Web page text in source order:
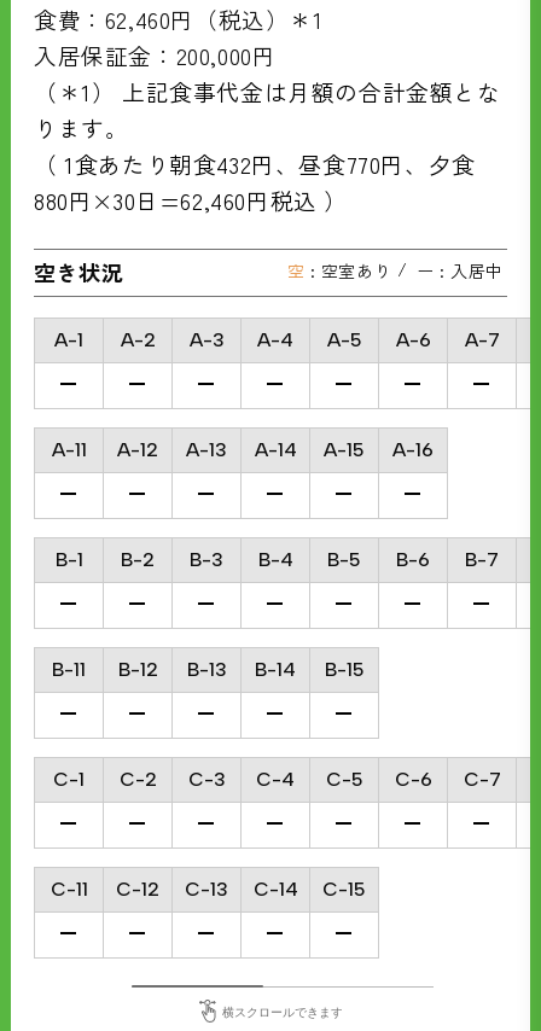
食費：62,460円（税込）
＊1
入居保証金：200,000円
（＊1） 上記食事代金は月額の合計金額とな
ります。
（ 1食あたり朝食432円、昼食770円、夕食
880円×30日=62,460円税込 ）
空き状況 空 : 空室あり ー : 入居中
A-1 A-2 A-3 A-4 A-5 A-6 A-7
A-11 A-12 A-13 A-14 A-15 A-16
B-1 B-2 B-3 B-4 B-5 B-6 B-7
B-11 B-12 B-13 B-14 B-15
C-1 C-2 C-3 C-4 C-5 C-6 C-7
C-11 C-12 C-13 C-14 C-15